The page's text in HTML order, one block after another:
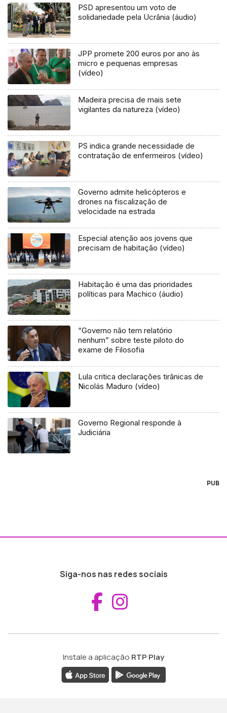
PSD apresentou um voto de
solidariedade pela Ucrânia (áudio)
JPP promete 200 euros por ano às
micro e pequenas empresas
(vídeo)
Madeira precisa de mais sete
vigilantes da natureza (vídeo)
PS indica grande necessidade de
contratação de enfermeiros (vídeo)
Governo admite helicópteros e
drones na fiscalização de
velocidade na estrada
Especial atenção aos jovens que
precisam de habitação (vídeo)
Habitação é uma das prioridades
políticas para Machico (áudio)
“Governo não tem relatório
nenhum” sobre teste piloto do
exame de Filosofia
Lula critica declarações tirânicas de
Nicolás Maduro (vídeo)
Governo Regional responde à
Judiciária
PUB
Siga-nos nas redes sociais
Aceder ao
Instale a aplicação RTP Play